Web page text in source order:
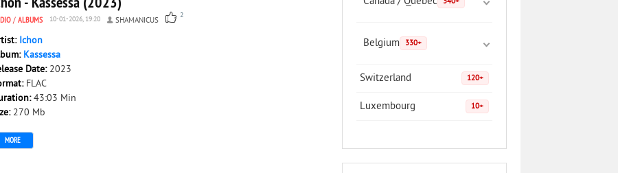
/ ALBUMS 10-01-2026, 19:20 SHAMANICUS
2
Ichon
Kassessa
Date: 2023
FLAC
43:03 Min
270 Mb
MORE
Belgium 330+
Switzerland 120+
Luxembourg 10+